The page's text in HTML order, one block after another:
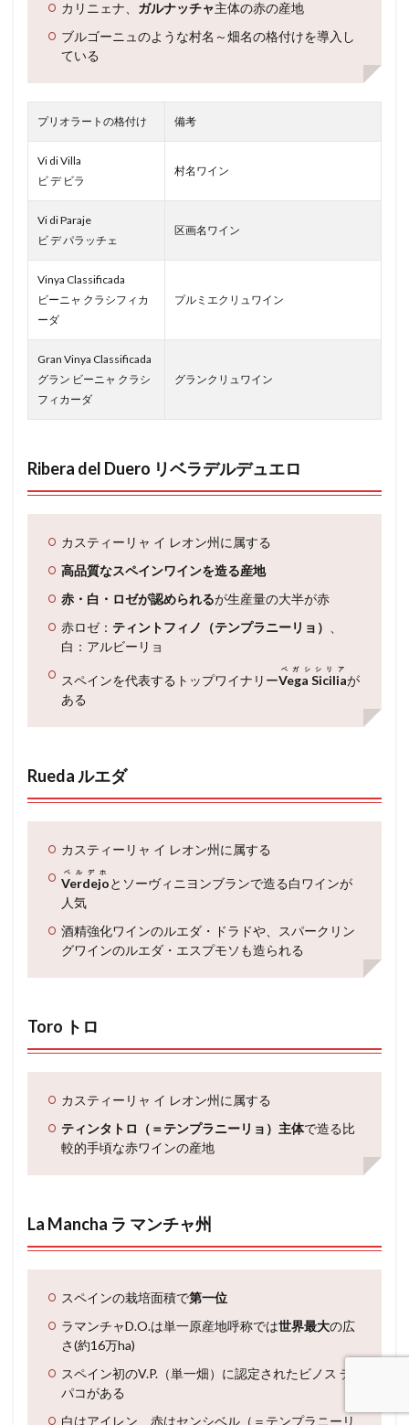
カリニェナ、 ガルナッチャ主体の赤の産地
ブルゴーニュのような村名～畑名の格付けを導入し
ている
プリオラートの格付け 備考
Vi di Villa
ビ デ ビラ
村名ワイン
Vi di Paraje
ビ デ パラッチェ
区画名ワイン
Vinya Classificada
ビーニャ クラシフィカ
ーダ
プルミエクリュワイン
Gran Vinya Classificada
グラン ビーニャ クラシ
フィカーダ
グランクリュワイン
Ribera del Duero リベラデルデュエロ
カスティーリャ イ レオン州に属する
高品質なスペインワインを造る産地
赤・白・ロゼが認められるが生産量の大半が赤
赤ロゼ： ティントフィノ（テンプラニーリョ）
白：アルビーリョ
スペインを代表するトップワイナリーVega Sicilia
ベガシシリア
が
ある
Rueda ルエダ
カスティーリャ イ レオン州に属する
Verdejo
ベルデホ
とソーヴィニヨンブランで造る白ワインが
人気
酒精強化ワインのルエダ・ドラドや、スパークリン
グワインのルエダ・エスプモソも造られる
Toro トロ
カスティーリャ イ レオン州に属する
ティンタトロ（＝テンプラニーリョ）主体で造る比
較的手頃な赤ワインの産地
La Mancha ラ マンチャ州
スペインの栽培面積で第一位
ラマンチャD.O.は単一原産地呼称では世界最大の広
さ(約16万ha)
スペイン初のV.P.（単一畑）に認定されたビノス デ
パコがある
白はアイレン、赤はセンシベル（＝テンプラニーリ